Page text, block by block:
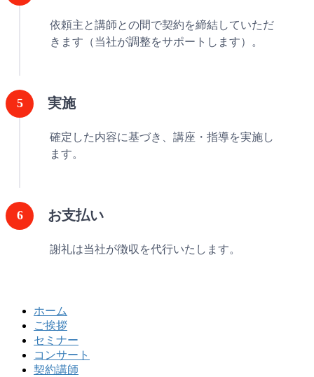
依頼主と講師との間で契約を締結していただ
きます（当社が調整をサポートします）。
実施
確定した内容に基づき、講座・指導を実施し
ます。
お支払い
謝礼は当社が徴収を代行いたします。
ホーム
ご挨拶
セミナー
コンサート
契約講師